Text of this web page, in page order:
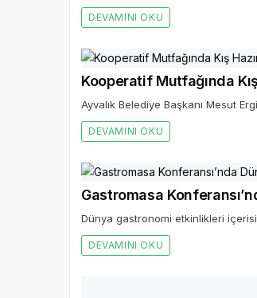
DEVAMINI OKU
Kooperatif
Ayvalık Belediye Başkanı Mesut
DEVAMINI OKU
Gastromasa
Dünya gastronomi etkinlikleri
DEVAMINI OKU